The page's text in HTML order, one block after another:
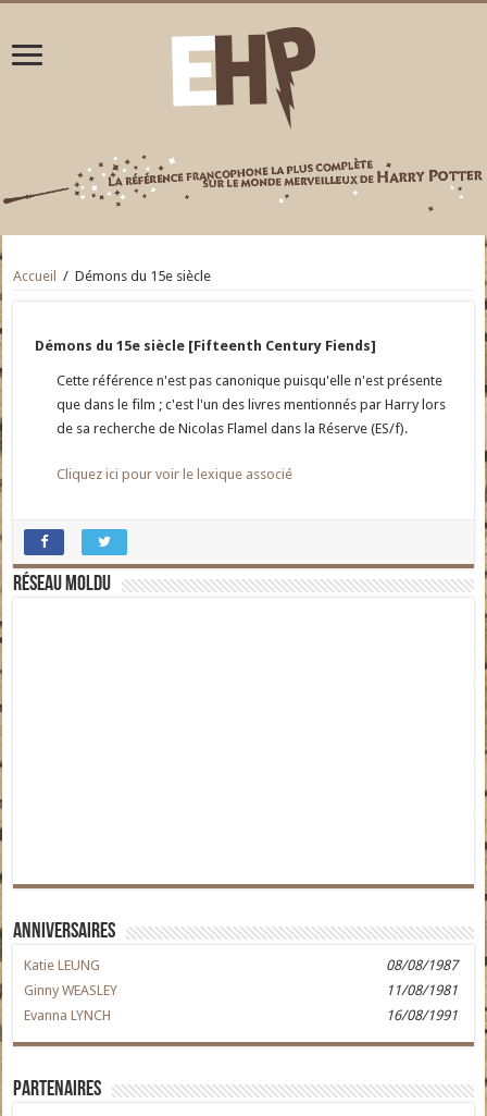
Accueil / Démons du 15e siècle
Démons du 15e siècle [Fifteenth Century Fiends]
Cette référence n'est pas canonique puisqu'elle n'est présente
que dans le film ; c'est l'un des livres mentionnés par Harry lors
de sa recherche de Nicolas Flamel dans la Réserve (ES/f).
Cliquez ici pour voir le lexique associé
Réseau moldu
Anniversaires
Katie LEUNG
08/08/1987
Ginny WEASLEY
11/08/1981
Evanna LYNCH
16/08/1991
Partenaires